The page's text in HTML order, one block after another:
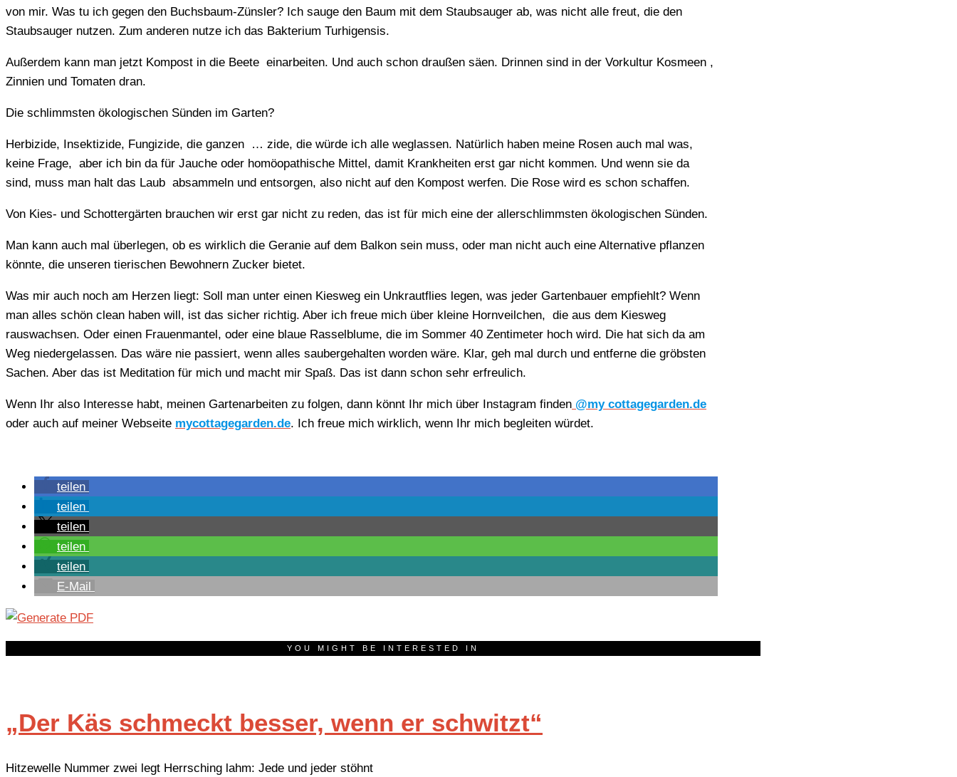
von mir. Was tu ich gegen den Buchsbaum-Zünsler? Ich sauge den Baum mit dem Staubsauger ab, was nicht alle freut, die den
Staubsauger nutzen. Zum anderen nutze ich das Bakterium Turhigensis.
Außerdem kann man jetzt Kompost in die Beete einarbeiten. Und auch schon draußen säen. Drinnen sind in der Vorkultur Kosmeen ,
Zinnien und Tomaten dran.
Die schlimmsten ökologischen Sünden im Garten?
Herbizide, Insektizide, Fungizide, die ganzen … zide, die würde ich alle weglassen. Natürlich haben meine Rosen auch mal was,
keine Frage, aber ich bin da für Jauche oder homöopathische Mittel, damit Krankheiten erst gar nicht kommen. Und wenn sie da
sind, muss man halt das Laub absammeln und entsorgen, also nicht auf den Kompost werfen. Die Rose wird es schon schaffen.
Von Kies- und Schottergärten brauchen wir erst gar nicht zu reden, das ist für mich eine der allerschlimmsten ökologischen Sünden.
Man kann auch mal überlegen, ob es wirklich die Geranie auf dem Balkon sein muss, oder man nicht auch eine Alternative pflanzen
könnte, die unseren tierischen Bewohnern Zucker bietet.
Was mir auch noch am Herzen liegt: Soll man unter einen Kiesweg ein Unkrautflies legen, was jeder Gartenbauer empfiehlt? Wenn
man alles schön clean haben will, ist das sicher richtig. Aber ich freue mich über kleine Hornveilchen, die aus dem Kiesweg
rauswachsen. Oder einen Frauenmantel, oder eine blaue Rasselblume, die im Sommer 40 Zentimeter hoch wird. Die hat sich da am
Weg niedergelassen. Das wäre nie passiert, wenn alles saubergehalten worden wäre. Klar, geh mal durch und entferne die gröbsten
Sachen. Aber das ist Meditation für mich und macht mir Spaß. Das ist dann schon sehr erfreulich.
Wenn Ihr also Interesse habt, meinen Gartenarbeiten zu folgen, dann könnt Ihr mich über Instagram finden @my cottagegarden.de
oder auch auf meiner Webseite mycottagegarden.de. Ich freue mich wirklich, wenn Ihr mich begleiten würdet.
teilen
teilen
teilen
teilen
teilen
E-Mail
YOU MIGHT BE INTERESTED IN
„Der Käs schmeckt besser, wenn er schwitzt“
Hitzewelle Nummer zwei legt Herrsching lahm: Jede und jeder stöhnt